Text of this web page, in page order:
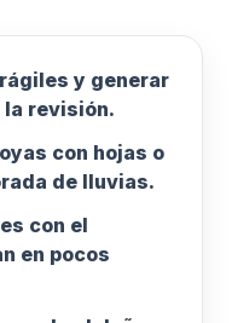
y generar
revisión.
con hojas o
de lluvias.
con el
en pocos